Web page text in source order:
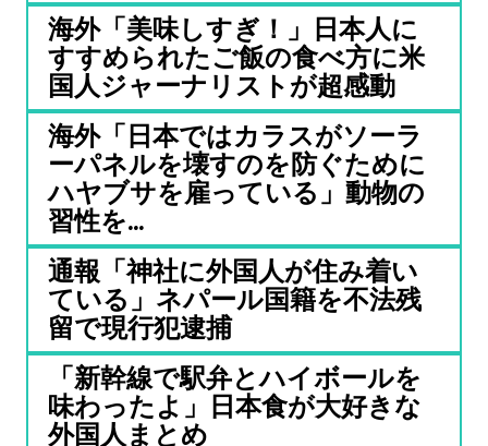
海外「美味しすぎ！」日本人に
すすめられたご飯の食べ方に米
国人ジャーナリストが超感動
海外「日本ではカラスがソーラ
ーパネルを壊すのを防ぐために
ハヤブサを雇っている」動物の
習性を...
通報「神社に外国人が住み着い
ている」ネパール国籍を不法残
留で現行犯逮捕
「新幹線で駅弁とハイボールを
味わったよ」日本食が大好きな
外国人まとめ